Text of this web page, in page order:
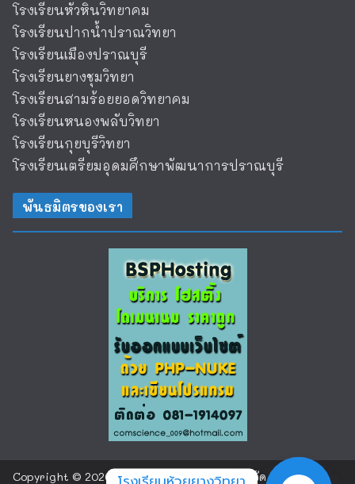
โรงเรียนหัวหินวิทยาคม
โรงเรียนปากน้ำปราณวิทยา
โรงเรียนเมืองปราณบุรี
โรงเรียนยางชุมวิทยา
โรงเรียนสามร้อยยอดวิทยาคม
โรงเรียนหนองพลับวิทยา
โรงเรียนกุยบุรีวิทยา
โรงเรียนเตรียมอุดมศึกษาพัฒนาการปราณบุรี
พันธมิตรของเรา
Copyright © 2026 โรงเรียนห้วยยางวิทยา จังหวัด